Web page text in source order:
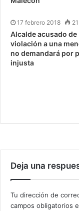
17 febrero 2018
Alcalde acusado de
violación a una
no demandará por
injusta
Deja una
Tu dirección de
campos obligatorios